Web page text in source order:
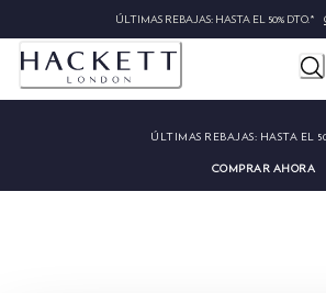
ÚLTIMAS REBAJAS: HASTA EL 50% DTO.*
ÚLTIMAS REBAJAS: HASTA EL
COMPRAR AHORA